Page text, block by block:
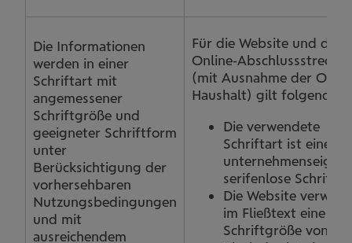
Die Informationen
werden in einer
Schriftart mit
angemessener
Schriftgröße und
geeigneter Schriftform
unter
Berücksichtigung der
vorhersehbaren
Nutzungsbedingungen
und mit
ausreichendem
Für die Website und die
Online-Abschlussstrecken
(mit Ausnahme der
Haushalt) gilt folgendes:
Die verwendete
Schriftart ist eine
unternehmens
serifenlose Schrift.
Die Website
im Fließtext eine
Schriftgröße von 18